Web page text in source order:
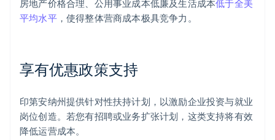
房地产价格合理、公用事业成本低廉及生活成本低于全美
平均水平，使得整体营商成本极具竞争力。
享有优惠政策支持
印第安纳州提供针对性扶持计划，以激励企业投资与就业
岗位创造。若您有招聘或业务扩张计划，这类支持将有效
降低运营成本。